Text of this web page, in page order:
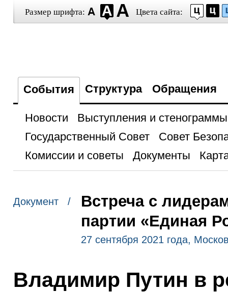
Размер шрифта: Цвета сайта:
События Структура Обращения
Новости
Выступления и стенограммы
Государственный Совет
Совет
Комиссии и советы
Документы
Документ /
Встреча с
партии «Единая
27 сентября 2021 года,
Владимир Путин в